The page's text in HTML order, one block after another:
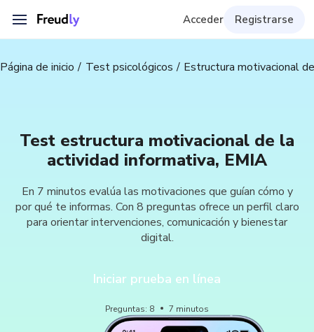
Acceder Registrarse
Página de inicio Test psicológicos Estructura motivacional
Test estructura motivacional de la
actividad informativa, EMIA
En 7 minutos evalúa las motivaciones que guían cómo y
por qué te informas. Con 8 preguntas ofrece un perfil claro
para orientar intervenciones, comunicación y bienestar
digital.
Iniciar prueba en línea
Preguntas: 8 7 minutos